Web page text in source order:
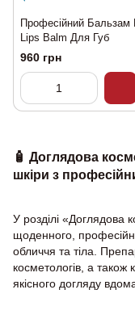
Професійний Бальзам
Lips Balm Для Губ
960 грн
🧴 Доглядова
шкіри з
У розділі «Доглядова
щоденного,
обличчя та тіла.
косметологів, а також
якісного догляду